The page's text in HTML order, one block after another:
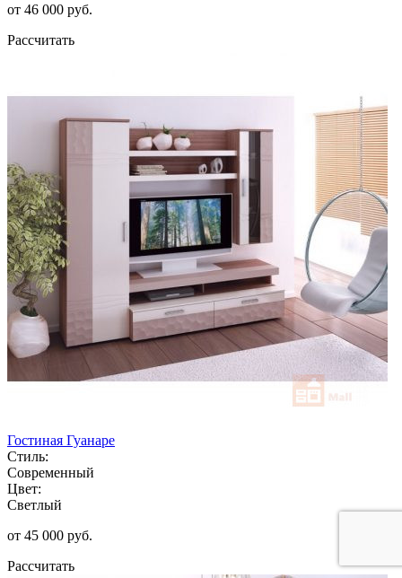
от 46 000 руб.
Рассчитать
Гостиная Гуанаре
Стиль:
Современный
Цвет:
Светлый
от 45 000 руб.
Рассчитать